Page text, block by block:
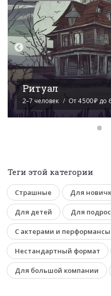
Джеймс Бонд
2–7 человек От 4 500 ₽ до
Теги этой категории
Страшные Для
Для детей Для
С актерами и перформансы
Нестандартный формат
Для большой компании